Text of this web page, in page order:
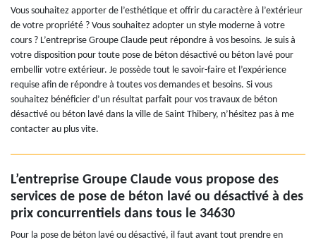
Vous souhaitez apporter de l’esthétique et offrir du caractère à l’extérieur
de votre propriété ? Vous souhaitez adopter un style moderne à votre
cours ? L’entreprise Groupe Claude peut répondre à vos besoins. Je suis à
votre disposition pour toute pose de béton désactivé ou béton lavé pour
embellir votre extérieur. Je possède tout le savoir-faire et l’expérience
requise afin de répondre à toutes vos demandes et besoins. Si vous
souhaitez bénéficier d’un résultat parfait pour vos travaux de béton
désactivé ou béton lavé dans la ville de Saint Thibery, n’hésitez pas à me
contacter au plus vite.
L’entreprise Groupe Claude vous propose des
services de pose de béton lavé ou désactivé à des
prix concurrentiels dans tous le 34630
Pour la pose de béton lavé ou désactivé, il faut avant tout prendre en